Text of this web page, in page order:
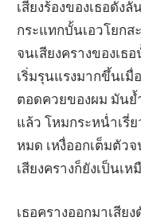
เสียงร้องของเธอดัง
กระแทกบั้นเอวโยกส
จนเสียงครางของเธ
เริ่มรุนแรงมากขึ้นเมื่
ตอดควยของผม มันย้
แล้ว โหมกระหน่ำเรี่
หมด เหงื่ออกเต็มตัว
เสียงครางก็ยังเป็นเ
เธอครางออกมาเสีย